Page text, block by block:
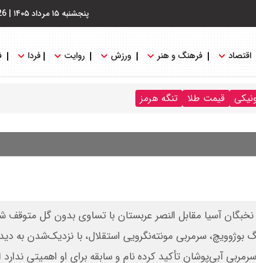
پنجشنبه ۱۵ مرداد ۱۴۰۵ |
اقتصاد فرهنگ و هنر ورزش روایت فردا
قیمت طلا تنگه هرمز
آسیا مقابل النصر عربستان با تساوی بدون گل متوقف
بوژوویچ، سرمربی مونته‌نگرویی استقلال، با نزدیک‌شدن به
آبی‌پوشان تأکید کرده‌ نام و سابقه برای او اهمیتی ندارد